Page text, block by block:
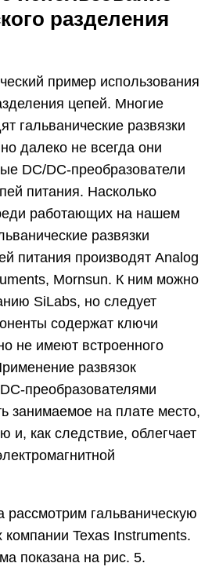
разделения
пример использования
цепей. Многие
гальванические развязки
далеко не всегда они
DC/DC-преобразователи
питания. Насколько
работающих на нашем
развязки
питания производят Analog
Mornsun. К ним можно
SiLabs, но следует
содержат ключи
не имеют встроенного
развязок
преобразователями
занимаемое на плате место,
и, как следствие, облегчает
рассмотрим гальваническую
компании Texas Instruments.
показана на рис. 5.